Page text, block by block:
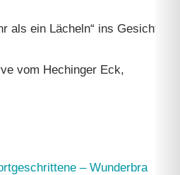
als ein Lächeln“ ins Gesicht
vom Hechinger Eck,
– Wunderbra